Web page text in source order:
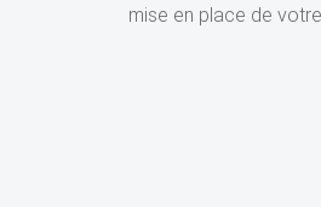
mise en place de